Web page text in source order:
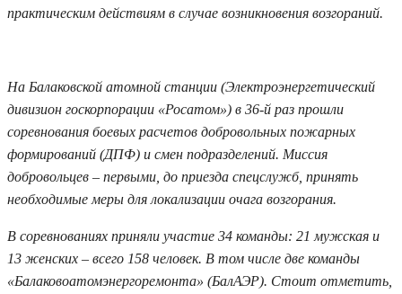
практическим действиям в случае возникновения возгораний.
На Балаковской атомной станции (Электроэнергетический
дивизион госкорпорации «Росатом») в 36-й раз прошли
соревнования боевых расчетов добровольных пожарных
формирований (ДПФ) и смен подразделений. Миссия
добровольцев – первыми, до приезда спецслужб, принять
необходимые меры для локализации очага возгорания.
В соревнованиях приняли участие 34 команды: 21 мужская и
13 женских – всего 158 человек. В том числе две команды
«Балаковоатомэнергоремонта» (БалАЭР). Стоит отметить,